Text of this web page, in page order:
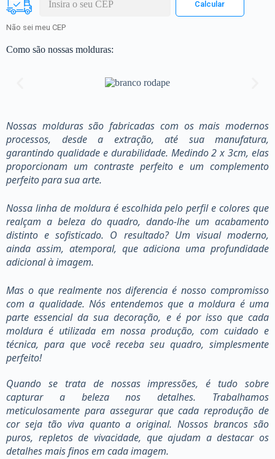
Não sei meu CEP
Como são nossas molduras:
Nossas molduras são fabricadas com os mais modernos
processos, desde a extração, até sua manufatura,
garantindo qualidade e durabilidade. Medindo 2 x 3cm, elas
proporcionam um contraste perfeito e um complemento
perfeito para sua arte.
Nossa linha de moldura é escolhida pelo perfil e colores que
realçam a beleza do quadro, dando-lhe um acabamento
distinto e sofisticado. O resultado? Um visual moderno,
ainda assim, atemporal, que adiciona uma profundidade
adicional à imagem.
Mas o que realmente nos diferencia é nosso compromisso
com a qualidade. Nós entendemos que a moldura é uma
parte essencial da sua decoração, e é por isso que cada
moldura é utilizada em nossa produção, com cuidado e
técnica, para que você receba seu quadro, simplesmente
perfeito!
Quando se trata de nossas impressões, é tudo sobre
capturar a beleza nos detalhes. Trabalhamos
meticulosamente para assegurar que cada reprodução de
cor seja tão viva quanto a original. Nossos brancos são
puros, repletos de vivacidade, que ajudam a destacar os
detalhes mais finos em cada imagem.